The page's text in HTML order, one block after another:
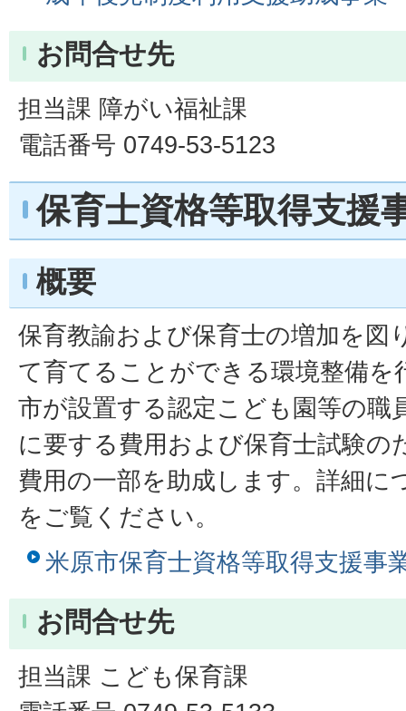
お問合せ先
担当課 障がい福祉課
電話番号 0749-53-5123
保育士資格等取得支援
概要
保育教諭および保育士の増加を図
て育てることができる環境整備を
市が設置する認定こども園等の職
に要する費用および保育士試験の
費用の一部を助成します。詳細に
をご覧ください。
米原市保育士資格等取得支援事
お問合せ先
担当課 こども保育課